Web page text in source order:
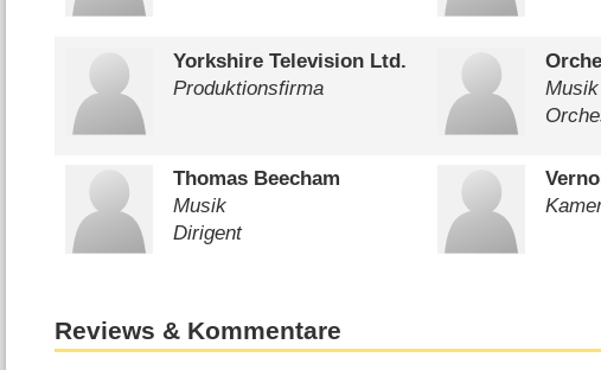
Yorkshire Television Ltd.
Produktionsfirma
Musik
Thomas Beecham
Musik
Dirigent
Reviews & Kommentare